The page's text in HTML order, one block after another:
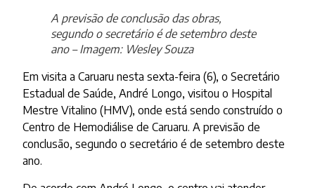
A previsão de conclusão das obras,
segundo o secretário é de setembro deste
ano – Imagem: Wesley Souza
Em visita a Caruaru nesta sexta-feira (6), o Secretário
Estadual de Saúde, André Longo, visitou o Hospital
Mestre Vitalino (HMV), onde está sendo construído o
Centro de Hemodiálise de Caruaru. A previsão de
conclusão, segundo o secretário é de setembro deste
ano.